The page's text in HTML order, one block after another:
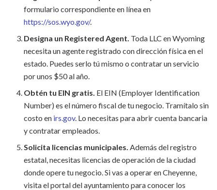
formulario correspondiente en línea en
https://sos.wyo.gov/.
Designa un Registered Agent. Toda LLC en Wyoming
necesita un agente registrado con dirección física en el
estado. Puedes serlo tú mismo o contratar un servicio
por unos $50 al año.
Obtén tu EIN gratis. El EIN (Employer Identification
Number) es el número fiscal de tu negocio. Tramítalo sin
costo en irs.gov. Lo necesitas para abrir cuenta bancaria
y contratar empleados.
Solicita licencias municipales. Además del registro
estatal, necesitas licencias de operación de la ciudad
donde opere tu negocio. Si vas a operar en Cheyenne,
visita el portal del ayuntamiento para conocer los